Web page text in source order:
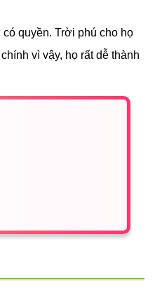
quyền. Trời phú cho họ
vì vậy, họ rất dễ thành